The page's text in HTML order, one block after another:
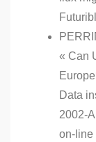
« Can
Data
2002-
on-line